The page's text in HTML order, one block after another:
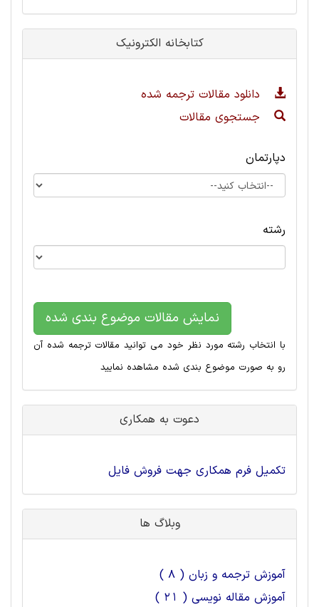
کتابخانه الکترونیک
دانلود مقالات ترجمه شده
جستجوی مقالات
دپارتمان
رشته
نمایش مقالات موضوع بندی شده
با انتخاب رشته مورد نظر خود می توانید مقالات ترجمه شده آن
رو به صورت موضوع بندی شده مشاهده نمایید
دعوت به همکاری
تکمیل فرم همکاری جهت فروش فایل
وبلاگ ها
آموزش ترجمه و زبان ( 8 )
آموزش مقاله نویسی ( 21 )